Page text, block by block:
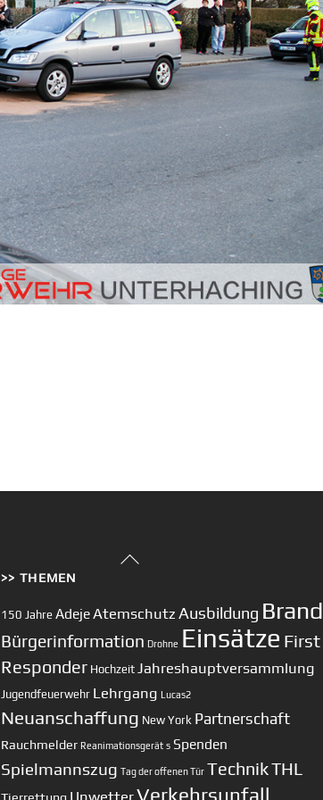
Back
>> THEMEN
150 Jahre AdejeAtemschutz Ausbildung Brand
Bürgerinformation Drohne Einsätze First
Responder Hochzeit Jahreshauptversammlung
Jugendfeuerwehr Lehrgang Lucas2
Neuanschaffung New York Partnerschaft
Rauchmelder Reanimationsgerät s Spenden
Spielmannszug Tag der offenen Tür TechnikTHL
Tierrettung UnwetterVerkehrsunfall